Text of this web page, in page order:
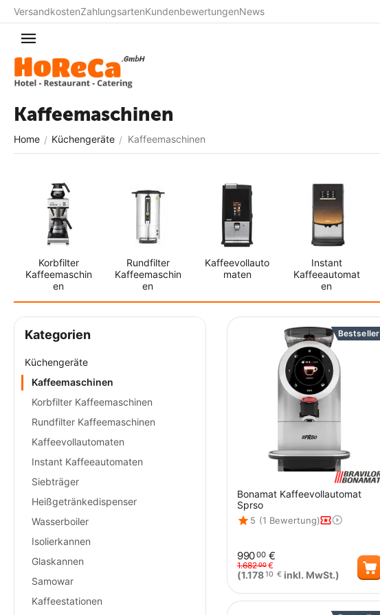
VersandkostenZahlungsartenKundenbewertungenNews
Kaffeemaschinen
Home / Küchengeräte / Kaffeemaschinen
Korbfilter
Kaffeemaschin
en
Rundfilter
Kaffeemaschin
en
Kaffeevollauto
maten
Instant
Kaffeeautomat
en
Bestseller
Bonamat Kaffeevollautomat
Sprso
5 (1 Bewertung)
99000 €
1.68200€
(1.17810 € inkl. MwSt.)
Kategorien
Küchengeräte
Kaffeemaschinen
Korbfilter Kaffeemaschinen
Rundfilter Kaffeemaschinen
Kaffeevollautomaten
Instant Kaffeeautomaten
Siebträger
Heißgetränkedispenser
Wasserboiler
Isolierkannen
Glaskannen
Samowar
Kaffeestationen